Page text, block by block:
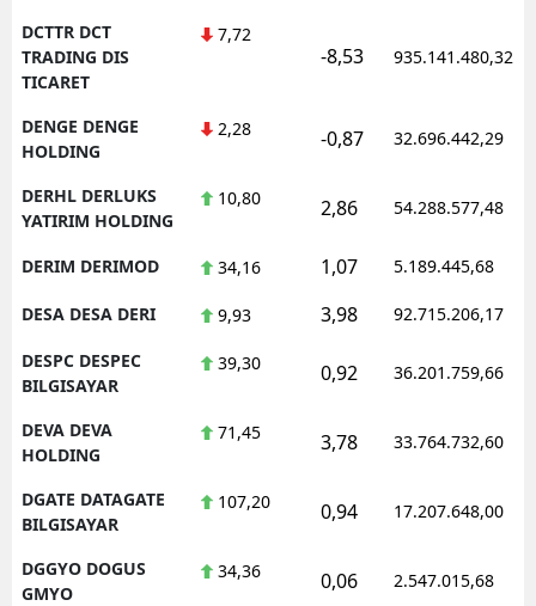
DCTTR DCT
TRADING DIS
TICARET
7,72
-8,53 935.141.480,32
DENGE DENGE
HOLDING
2,28 -0,87 32.696.442,29
DERHL DERLUKS
YATIRIM HOLDING
10,80 2,86 54.288.577,48
DERIM DERIMOD 34,16 1,07 5.189.445,68
DESA DESA DERI 9,93 3,98 92.715.206,17
DESPC DESPEC
BILGISAYAR
39,30 0,92 36.201.759,66
DEVA DEVA
HOLDING
71,45 3,78 33.764.732,60
DGATE DATAGATE
BILGISAYAR
107,20 0,94 17.207.648,00
DGGYO DOGUS
GMYO
34,36 0,06 2.547.015,68